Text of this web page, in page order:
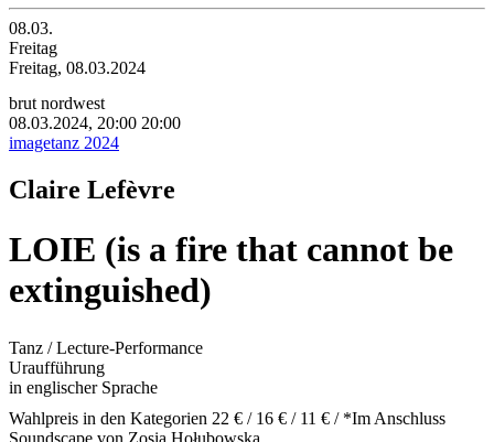
08.03.
Freitag
Freitag, 08.03.2024
brut nordwest
08.03.2024, 20:00 20:00
imagetanz 2024
Claire Lefèvre
LOIE (is a fire that cannot be
extinguished)
Tanz / Lecture-Performance
Uraufführung
in englischer Sprache
Wahlpreis in den Kategorien 22 € / 16 € / 11 € / *Im Anschluss